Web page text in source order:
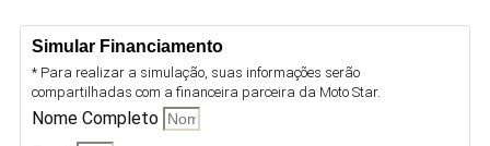
Simular Financiamento
* Para realizar a simulação, suas informações serão
compartilhadas com a financeira parceira da Moto Star.
Nome Completo